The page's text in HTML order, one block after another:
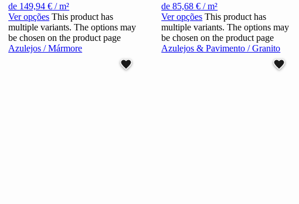
de 149,94€ / m²
Ver opções This product has
multiple variants. The options may
be chosen on the product page
Azulejos / Mármore
de85,68€ / m²
Ver opções This product has
multiple variants. The options may
be chosen on the product page
Azulejos & Pavimento / Granito